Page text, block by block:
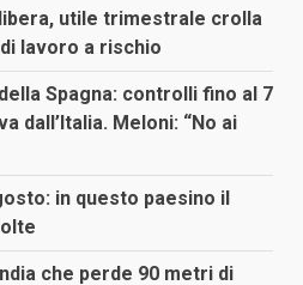
utile trimestrale crolla
lavoro a rischio
Spagna: controlli fino al 7
dall’Italia. Meloni: “No ai
in questo paesino il
che perde 90 metri di